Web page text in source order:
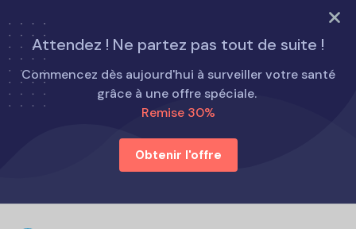
ESSAYEZ MAINTENANT
Attendez ! Ne partez pas tout de suite !
Commencez dès aujourd'hui à surveiller votre santé
grâce à une offre spéciale.
Remise 30%
Obtenir l'offre
Accueil
Alternatives au Eyezy
Avis sur Detectico : Detectico est-il fiable pour le suivi
des téléphones ?
Avis sur Detectico : Detectico est-il